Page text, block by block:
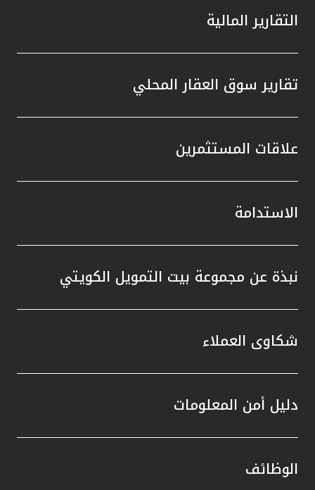
التقارير المالية
تقارير سوق العقار المحلي
علاقات المستثمرين
الاستدامة
نبذة عن مجموعة بيت التمويل الكويتي
شكاوى العملاء
دليل أمن المعلومات
الوظائف